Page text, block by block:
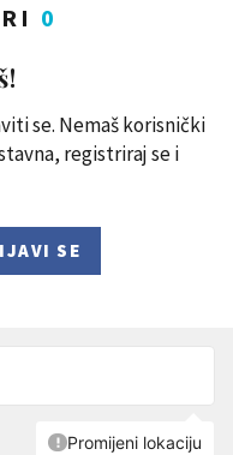
0
se. Nemaš korisnički
registriraj se i
SE